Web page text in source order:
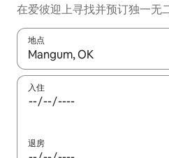
在爱彼迎上寻找并预订独一无
地点
如有搜索结果，请使用上下方
入住
退房